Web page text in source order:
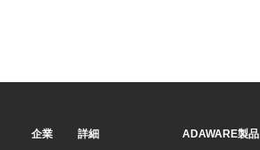
企業 詳細 ADAWARE製品